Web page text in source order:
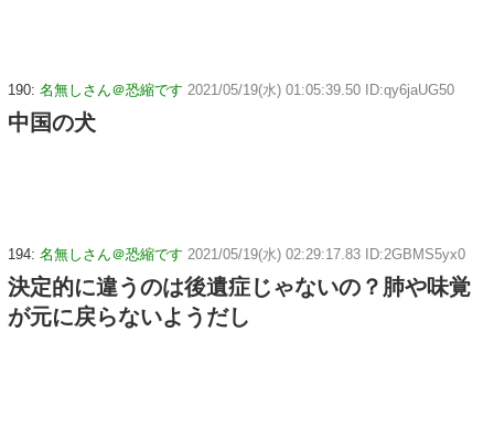
190: 名無しさん＠恐縮です 2021/05/19(水) 01:05:39.50 ID:qy6jaUG50
中国の犬
194: 名無しさん＠恐縮です 2021/05/19(水) 02:29:17.83 ID:2GBMS5yx0
決定的に違うのは後遺症じゃないの？肺や味覚
が元に戻らないようだし